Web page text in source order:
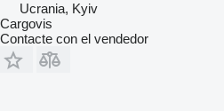
Ucrania, Kyiv
Cargovis
Contacte con el vendedor